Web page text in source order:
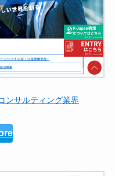
ンサルティング業界